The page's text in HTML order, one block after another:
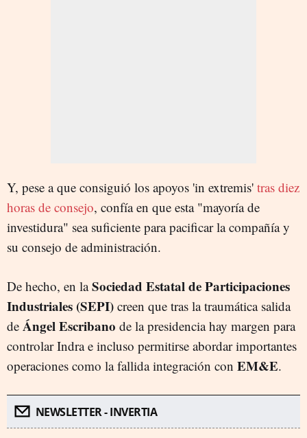
Y, pese a que consiguió los apoyos 'in extremis' tras diez
horas de consejo, confía en que esta "mayoría de
investidura" sea suficiente para pacificar la compañía y
su consejo de administración.
De hecho, en laSociedad Estatal de Participaciones
Industriales (SEPI) creen que tras la traumática salida
de Ángel Escribano de la presidencia hay margen para
controlar Indra e incluso permitirse abordar importantes
operaciones como la fallida integración con EM&E.
NEWSLETTER - INVERTIA